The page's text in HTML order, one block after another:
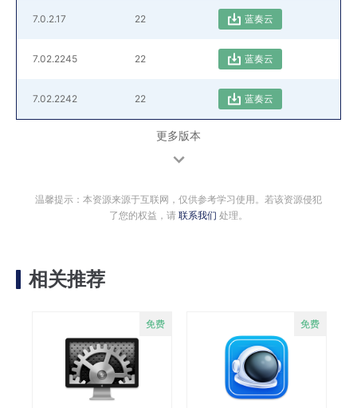
7.0.2.17 22 蓝奏云
7.02.2245 22 蓝奏云
7.02.2242 22 蓝奏云
更多版本
温馨提示：本资源来源于互联网，仅供参考学习使用。若该资源侵犯
了您的权益，请 联系我们 处理。
相关推荐